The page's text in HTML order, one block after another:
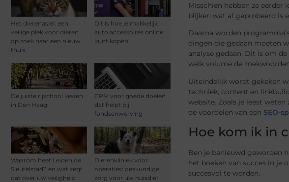
Het dierenasiel: een
veilige plek voor dieren
op zoek naar een nieuw
thuis
Dit is hoe je makkelijk
auto accessoires online
kunt kopen
De juiste rijschool kiezen
in Den Haag
CRM voor goede doelen
dat helpt bij
fondsenwerving
Waarom heet Leiden de
Sleutelstad? en wat zegt
dat over uw veiligheid
Dierenkliniek voor
operaties: deskundige
zorg voor uw huisdier
Misschien hebben ze
blijken wat al geprobeerd is
Daarna worden
dingen die gedaan moeten
analyse gedaan. Dit is om
welk volume de
Uiteindelijk wordt gekeken
techniek, content en
website. Zoals je leest
de voordelen van een SEO-
Hoe kom ik in
Ben je benieuwd geworden
het boeken van succes in je
succesvol te worden.